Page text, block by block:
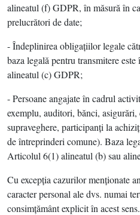
alineatul (f) GDPR, în măsură în
prelucrători de date;
- Îndeplinirea obligaţiilor legale
baza legală pentru transmitere
alineatul (c) GDPR;
- Persoane angajate în cadrul
exemplu, auditori, bănci,
supraveghere, participanţi la
de întreprinderi comune). Baza
Articolul 6(1) alineatul (b) sau
Cu excepţia cazurilor menţionate
caracter personal ale dvs. numai
consimţământ explicit în acest